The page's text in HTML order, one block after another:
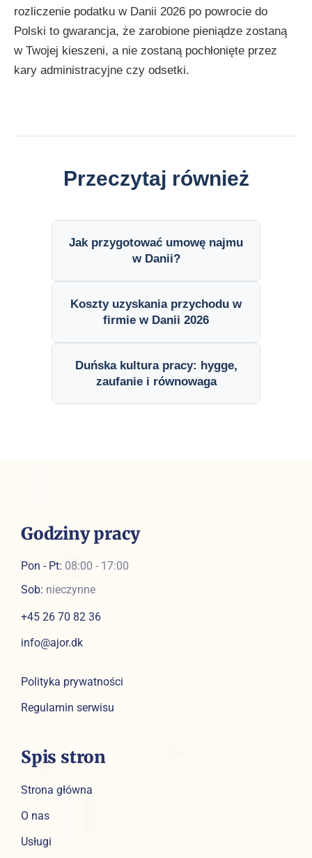
rozliczenie podatku w Danii 2026 po powrocie do
Polski to gwarancja, że zarobione pieniądze zostaną
w Twojej kieszeni, a nie zostaną pochłonięte przez
kary administracyjne czy odsetki.
Przeczytaj również
Jak przygotować umowę najmu
w Danii?
Koszty uzyskania przychodu w
firmie w Danii 2026
Duńska kultura pracy: hygge,
zaufanie i równowaga
Godziny pracy
Pon - Pt: 08:00 - 17:00
Sob: nieczynne
+45 26 70 82 36
info@ajor.dk
Polityka prywatności
Regulamin serwisu
Spis stron
Strona główna
O nas
Usługi